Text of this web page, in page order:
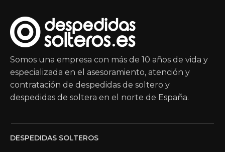
Somos una empresa con más de 10 años de vida y
especializada en el asesoramiento, atención y
contratación de despedidas de soltero y
despedidas de soltera en el norte de España.
DESPEDIDAS SOLTEROS